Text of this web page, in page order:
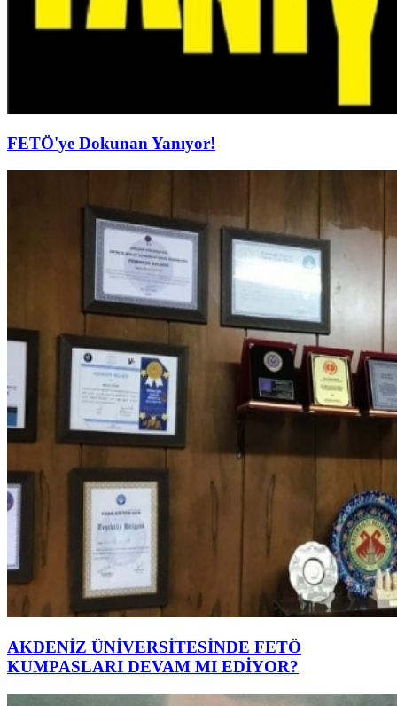
FETÖ'ye Dokunan Yanıyor!
AKDENİZ ÜNİVERSİTESİNDE FETÖ
KUMPASLARI DEVAM MI EDİYOR?